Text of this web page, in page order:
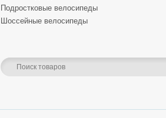
Подростковые велосипеды
Шоссейные велосипеды